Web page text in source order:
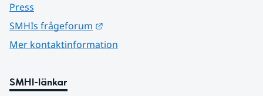
Press
SMHIs frågeforum
Mer kontaktinformation
SMHI-länkar